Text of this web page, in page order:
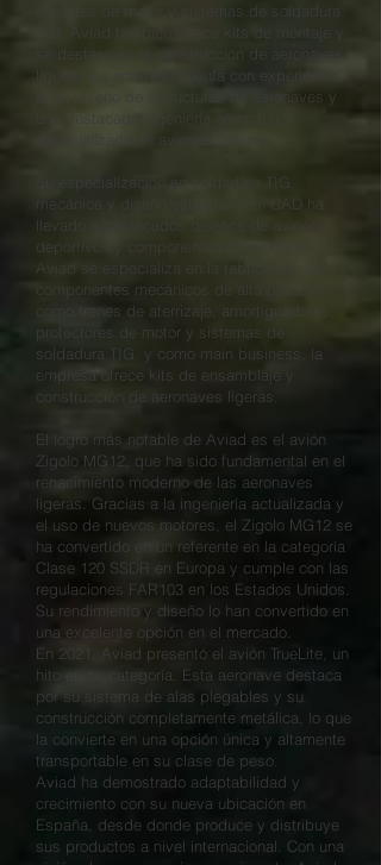
soportes de motor y sistemas de soldadura
TIG, Aviad también ofrece kits de montaje y
se destaca en la construcción de aeronaves
ligeras. La empresa cuenta con experiencia
en el diseño de estructuras de aeronaves y
una destacada ingeniería aeronáutica
especializada en aviones ligeros.
Su especialización en soldadura TIG,
mecánica y diseño estructural en CAD ha
llevado a destacados diseños de aviones
deportivos y componentes de precisión.
Aviad se especializa en la fabricación de
componentes mecánicos de alta precisión,
como trenes de aterrizaje, amortiguadores,
protectores de motor y sistemas de
soldadura TIG. y como main business, la
empresa ofrece kits de ensamblaje y
construcción de aeronaves ligeras.
El logro más notable de Aviad es el avión
Zigolo MG12, que ha sido fundamental en el
renacimiento moderno de las aeronaves
ligeras. Gracias a la ingeniería actualizada y
el uso de nuevos motores, el Zigolo MG12 se
ha convertido en un referente en la categoría
Clase 120 SSDR en Europa y cumple con las
regulaciones FAR103 en los Estados Unidos.
Su rendimiento y diseño lo han convertido en
una excelente opción en el mercado.
En 2021, Aviad presentó el avión TrueLite, un
hito en su categoría. Esta aeronave destaca
por su sistema de alas plegables y su
construcción completamente metálica, lo que
la convierte en una opción única y altamente
transportable en su clase de peso.
Aviad ha demostrado adaptabilidad y
crecimiento con su nueva ubicación en
España, desde donde produce y distribuye
sus productos a nivel internacional. Con una